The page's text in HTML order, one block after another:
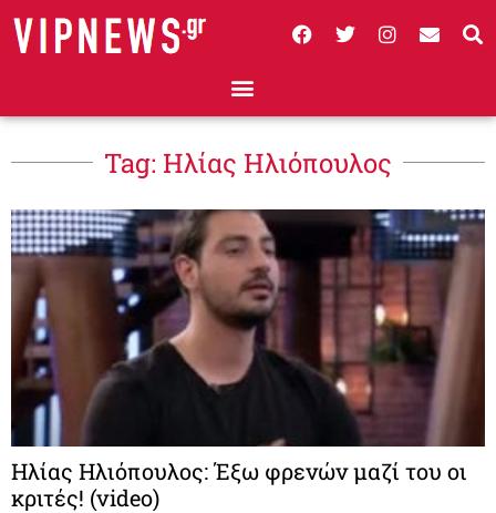
Tag: Ηλίας Ηλιόπουλος
Ηλίας Ηλιόπουλος: Έξω φρενών μαζί του οι
κριτές! (video)